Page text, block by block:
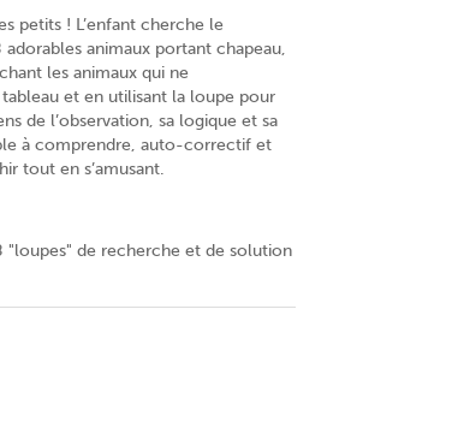
petits ! L’enfant cherche le
animaux portant chapeau,
les animaux qui ne
et en utilisant la loupe pour
de l’observation, sa logique et sa
à comprendre, auto-correctif et
tout en s’amusant.
"loupes" de recherche et de solution